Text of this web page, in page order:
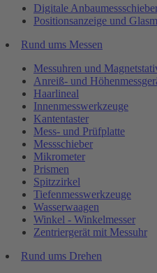
Digitale
Positionsanzeige und
Rund ums Messen
Messuhren und
Anreiß- und
Haarlineal
Innenmesswerkzeuge
Kantentaster
Mess- und Prüfplatte
Messschieber
Mikrometer
Prismen
Spitzzirkel
Tiefenmesswerkzeuge
Wasserwaagen
Winkel - Winkelmesser
Zentriergerät mit Messuhr
Rund ums Drehen